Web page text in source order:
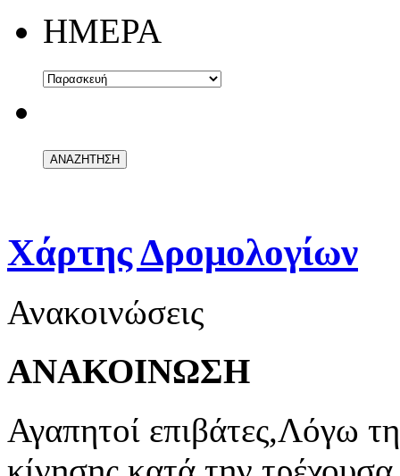
ΗΜΕΡΑ
Χάρτης Δρομολογίων
Ανακοινώσεις
ΑΝΑΚΟΙΝΩΣΗ
Αγαπητοί επιβάτες,Λόγω